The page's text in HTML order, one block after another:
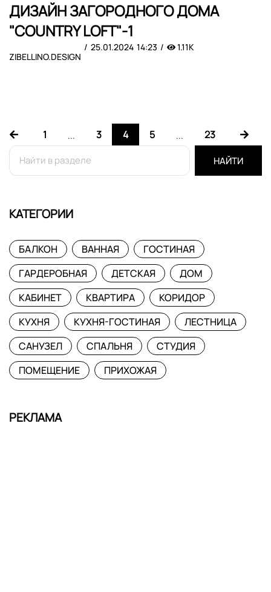
ДИЗАЙН ЗАГОРОДНОГО ДОМА
"COUNTRY LOFT"-1
ZIBELLINO.DESIGN
25.01.2024 14:23 1.11K
1 ... 3 4 5 ... 23
НАЙТИ
КАТЕГОРИИ
БАЛКОН ВАННАЯ
ГОСТИНАЯ
ГАРДЕРОБНАЯ
ДЕТСКАЯ
ДОМ
КАБИНЕТ
КВАРТИРА
КОРИДОР
КУХНЯ
КУХНЯ-ГОСТИНАЯ
ЛЕСТНИЦА
САНУЗЕЛ
СПАЛЬНЯ
СТУДИЯ
ПОМЕЩЕНИЕ
ПРИХОЖАЯ
РЕКЛАМА